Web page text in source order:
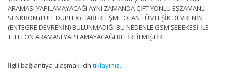
ARAMASI YAPILAMAYACAĞI AYNI ZAMANDA ÇİFT YÖNLÜ EŞZAMANLI
SENKRON (FULL DUPLEX) HABERLEŞME OLAN TÜMLEŞİK DEVRENİN
(ENTEGRE DEVRENİN) BULUNMADIĞI BU NEDENLE GSM ŞEBEKESİ İLE
TELEFON ARAMASI YAPILAMAYACAĞI BELİRTİLMİŞTİR.
İlgili bağlantıya ulaşmak için tıklayınız.